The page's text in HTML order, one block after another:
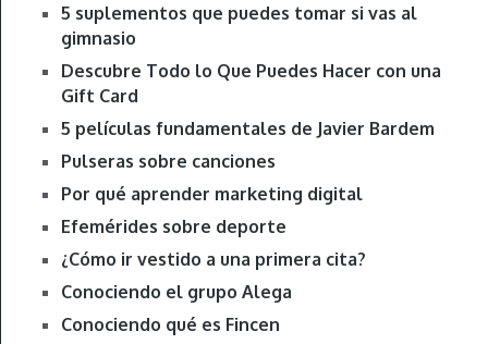
5 suplementos que puedes tomar si vas al
gimnasio
Descubre Todo lo Que Puedes Hacer con una
Gift Card
5 películas fundamentales de Javier Bardem
Pulseras sobre canciones
Por qué aprender marketing digital
Efemérides sobre deporte
¿Cómo ir vestido a una primera cita?
Conociendo el grupo Alega
Conociendo qué es Fincen